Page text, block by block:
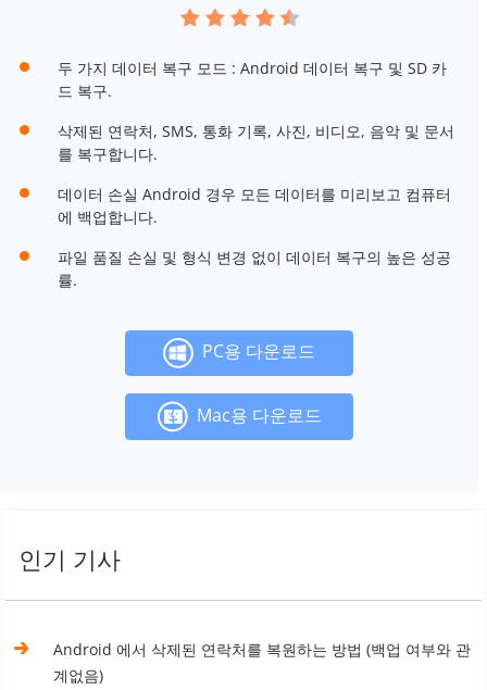
두 가지 데이터 복구 모드 : Android 데이터 복구 및 SD 카
드 복구.
삭제된 연락처, SMS, 통화 기록, 사진, 비디오, 음악 및 문서
를 복구합니다.
데이터 손실 Android 경우 모든 데이터를 미리보고 컴퓨터
에 백업합니다.
파일 품질 손실 및 형식 변경 없이 데이터 복구의 높은 성공
률.
PC용 다운로드
Mac용 다운로드
인기 기사
Android 에서 삭제된 연락처를 복원하는 방법 (백업 여부와 관
계없음)